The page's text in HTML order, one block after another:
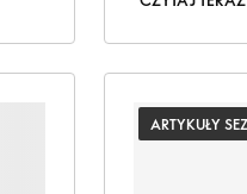
niezbędne
od startu do
ARTYKUŁY